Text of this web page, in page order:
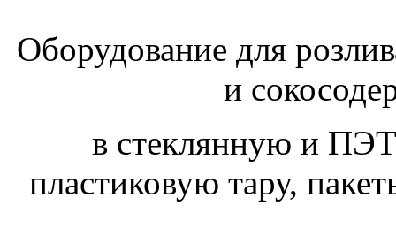
Оборудование для
и
в стеклянную и
пластиковую тару,